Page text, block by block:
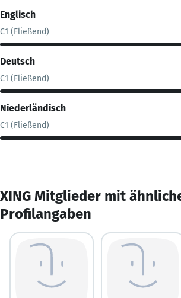
Englisch
C1 (Fließend)
Deutsch
C1 (Fließend)
Niederländisch
C1 (Fließend)
XING Mitglieder mit
Profilangaben